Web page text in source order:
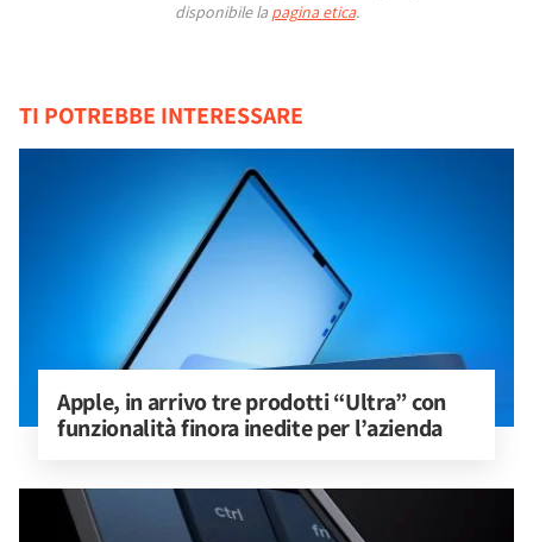
disponibile la pagina etica.
TI POTREBBE INTERESSARE
Apple, in arrivo tre prodotti “Ultra” con
funzionalità finora inedite per l’azienda